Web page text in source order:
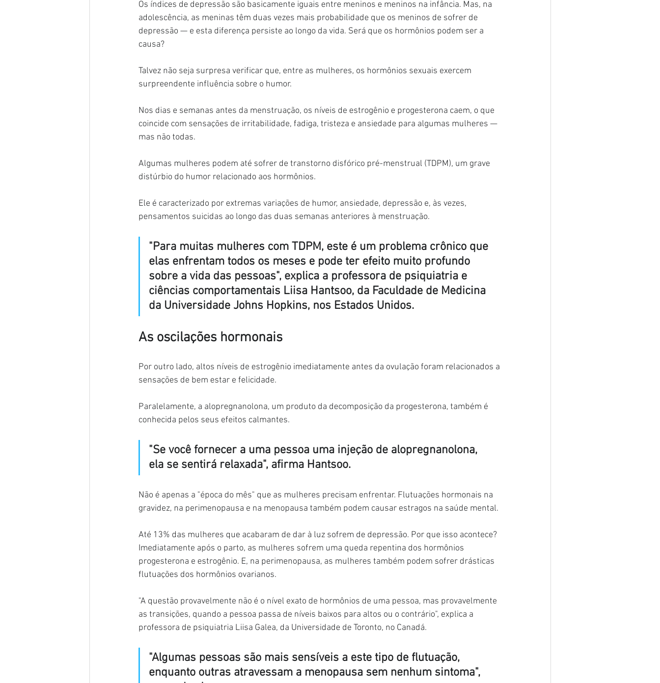
Os índices de depressão são basicamente iguais entre meninos e meninos na infância. Mas, na
adolescência, as meninas têm duas vezes mais probabilidade que os meninos de sofrer de
depressão — e esta diferença persiste ao longo da vida. Será que os hormônios podem ser a
causa?
Talvez não seja surpresa verificar que, entre as mulheres, os hormônios sexuais exercem
surpreendente influência sobre o humor.
Nos dias e semanas antes da menstruação, os níveis de estrogênio e progesterona caem, o que
coincide com sensações de irritabilidade, fadiga, tristeza e ansiedade para algumas mulheres —
mas não todas.
Algumas mulheres podem até sofrer de transtorno disfórico pré-menstrual (TDPM), um grave
distúrbio do humor relacionado aos hormônios.
Ele é caracterizado por extremas variações de humor, ansiedade, depressão e, às vezes,
pensamentos suicidas ao longo das duas semanas anteriores à menstruação.
"Para muitas mulheres com TDPM, este é um problema crônico que
elas enfrentam todos os meses e pode ter efeito muito profundo
sobre a vida das pessoas", explica a professora de psiquiatria e
ciências comportamentais Liisa Hantsoo, da Faculdade de Medicina
da Universidade Johns Hopkins, nos Estados Unidos.
As oscilações hormonais
Por outro lado, altos níveis de estrogênio imediatamente antes da ovulação foram relacionados a
sensações de bem estar e felicidade.
Paralelamente, a alopregnanolona, um produto da decomposição da progesterona, também é
conhecida pelos seus efeitos calmantes.
"Se você fornecer a uma pessoa uma injeção de alopregnanolona,
ela se sentirá relaxada", afirma Hantsoo.
Não é apenas a "época do mês" que as mulheres precisam enfrentar. Flutuações hormonais na
gravidez, na perimenopausa e na menopausa também podem causar estragos na saúde mental.
Até 13% das mulheres que acabaram de dar à luz sofrem de depressão. Por que isso acontece?
Imediatamente após o parto, as mulheres sofrem uma queda repentina dos hormônios
progesterona e estrogênio. E, na perimenopausa, as mulheres também podem sofrer drásticas
flutuações dos hormônios ovarianos.
"A questão provavelmente não é o nível exato de hormônios de uma pessoa, mas provavelmente
as transições, quando a pessoa passa de níveis baixos para altos ou o contrário", explica a
professora de psiquiatria Liisa Galea, da Universidade de Toronto, no Canadá.
"Algumas pessoas são mais sensíveis a este tipo de flutuação,
enquanto outras atravessam a menopausa sem nenhum sintoma",